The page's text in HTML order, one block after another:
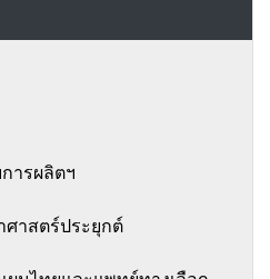
ารผลิตฯ
ศาสตร์ประยุกต์